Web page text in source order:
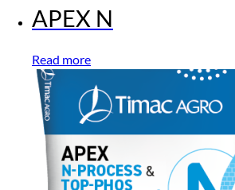
APEX N
Read more